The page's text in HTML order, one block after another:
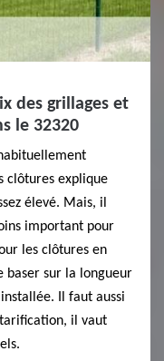
des grillages et
le 32320
clôtures explique
élevé. Mais, il
important pour
les clôtures en
baser sur la longueur
Il faut aussi
il vaut